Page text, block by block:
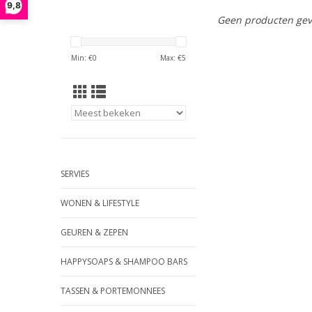
9,8
Min: €0 Max: €5
SERVIES
WONEN & LIFESTYLE
GEUREN & ZEPEN
HAPPYSOAPS & SHAMPOO BARS
TASSEN & PORTEMONNEES
Geen producten